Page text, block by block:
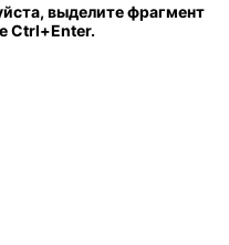
выделите фрагмент
Ctrl+Enter.